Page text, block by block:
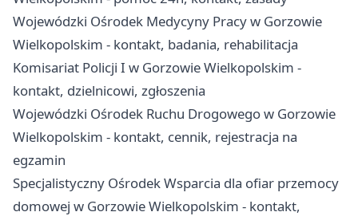
Wojewódzki Ośrodek Medycyny Pracy w Gorzowie
Wielkopolskim - kontakt, badania, rehabilitacja
Komisariat Policji I w Gorzowie Wielkopolskim -
kontakt, dzielnicowi, zgłoszenia
Wojewódzki Ośrodek Ruchu Drogowego w Gorzowie
Wielkopolskim - kontakt, cennik, rejestracja na
egzamin
Specjalistyczny Ośrodek Wsparcia dla ofiar przemocy
domowej w Gorzowie Wielkopolskim - kontakt,